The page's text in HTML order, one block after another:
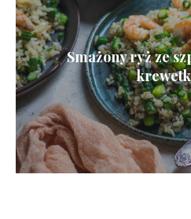
Smażony ryż ze